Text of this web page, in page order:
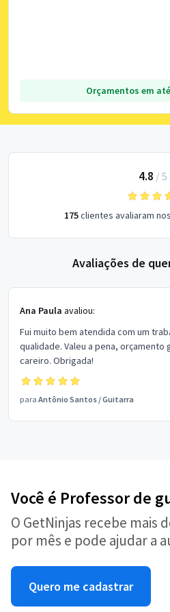
Orçamentos em
4.8 / 5
175clientes avaliaram
Avaliações de
Ana Paula avaliou:
Fui muito bem atendida com um
qualidade. Valeu a pena, orçamento
careiro. Obrigada!
para Antônio Santos /Guitarra
Você é Professor de
O GetNinjas recebe mais
por mês e pode ajudar a
Quero me cadastrar